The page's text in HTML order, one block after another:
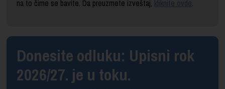
na to čime se bavite. Da preuzmete izveštaj, kliknite ovde.
Donesite odluku: Upisni rok
2026/27. je u toku.